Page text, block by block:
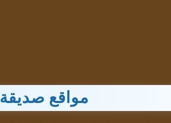
مواقع صديقة